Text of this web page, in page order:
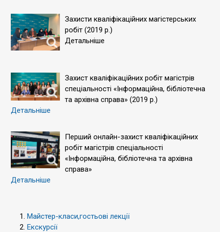
Захисти кваліфікаційних магістерських
робіт (2019 р.)
Детальніше
Захист кваліфікаційних робіт магістрів
спеціальності «Інформаційна, бібліотечна
та архівна справа» (2019 р.)
Детальніше
Перший онлайн-захист кваліфікаційних
робіт магістрів спеціальності
«Інформаційна, бібліотечна та архівна
справа»
Детальніше
Майстер-класи,гостьові лекції
Екскурсії